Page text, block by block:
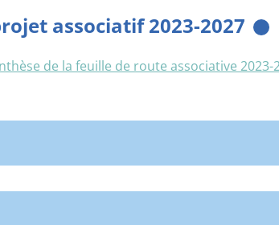
associatif 2023-2027
de la feuille de route associative 2023-